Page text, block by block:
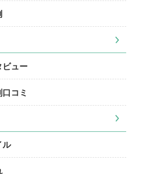
ビュー
コミ
ル